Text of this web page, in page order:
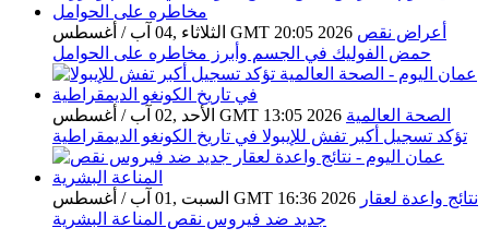
الثلاثاء ,04 آب / أغسطس GMT 20:05 2026 أعراض نقص
حمض الفوليك في الجسم وأبرز مخاطره على الحوامل
الأحد ,02 آب / أغسطس GMT 13:05 2026 الصحة العالمية
تؤكد تسجيل أكبر تفش للإيبولا في تاريخ الكونغو الديمقراطية
السبت ,01 آب / أغسطس GMT 16:36 2026 نتائج واعدة لعقار
جديد ضد فيروس نقص المناعة البشرية